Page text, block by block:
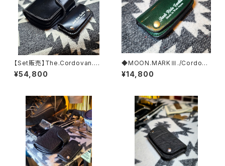
【Set販売】The.Cordovan.xx
x.Full-Black.Edition// JAC
K.RIDE.SSW
¥54,800
◆MOON.MARKⅢ./Cordova
n. Coin Case.xxx. Green.E
dition
¥14,800